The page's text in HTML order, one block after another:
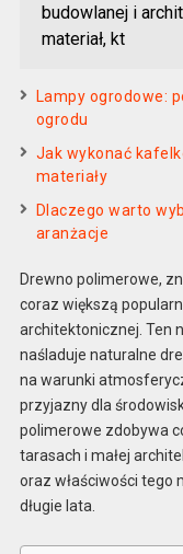
budowlanej i
materiał, kt
Lampy ogrodowe:
ogrodu
Jak wykonać
materiały
Dlaczego warto
aranżacje
Drewno polimerowe,
coraz większą
architektonicznej. Ten
naśladuje naturalne
na warunki
przyjazny dla
polimerowe zdobywa
tarasach i małej
oraz właściwości tego
długie lata.